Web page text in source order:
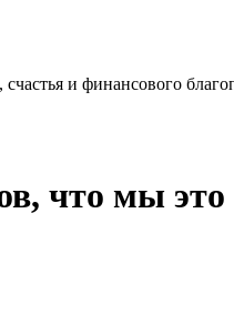
и финансового
что мы это